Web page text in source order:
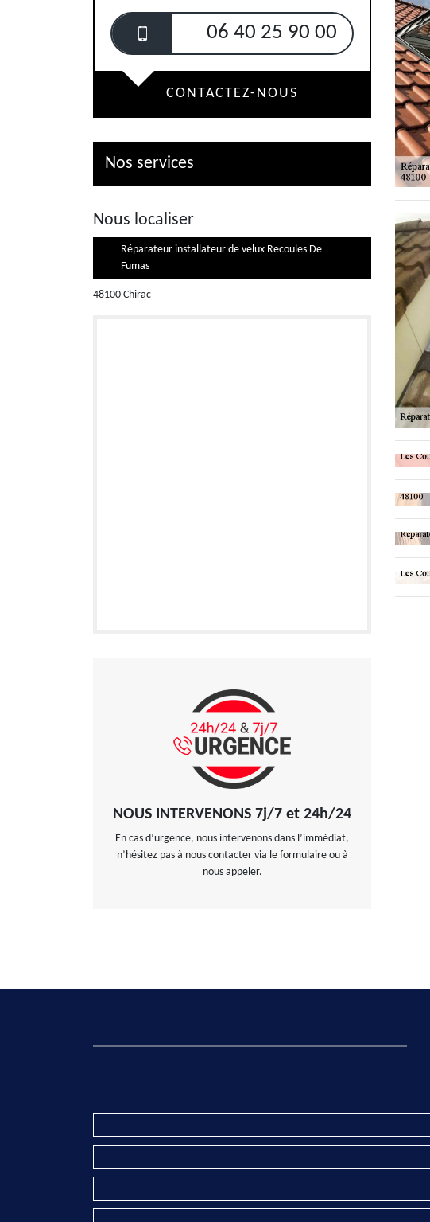
06 40 25 90 00
CONTACTEZ-NOUS
Nos services
Nous localiser
Réparateur installateur de velux Recoules De
Fumas
48100 Chirac
NOUS INTERVENONS 7j/7 et 24h/24
En cas d’urgence, nous intervenons dans l’immédiat,
n’hésitez pas à nous contacter via le formulaire ou à
nous appeler.